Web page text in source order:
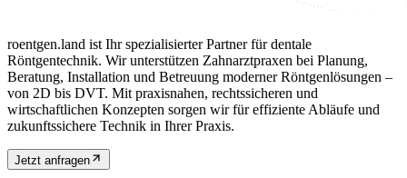
roentgen.land ist Ihr spezialisierter Partner für dentale
Röntgentechnik. Wir unterstützen Zahnarztpraxen bei Planung,
Beratung, Installation und Betreuung moderner Röntgenlösungen –
von 2D bis DVT. Mit praxisnahen, rechtssicheren und
wirtschaftlichen Konzepten sorgen wir für effiziente Abläufe und
zukunftssichere Technik in Ihrer Praxis.
Jetzt anfragen